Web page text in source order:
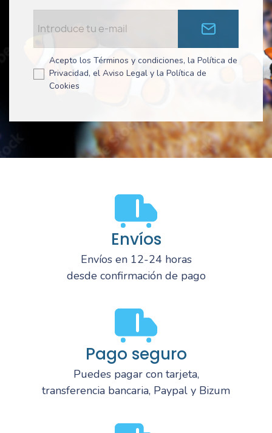
Acepto los Términos y condiciones, la Política de
Privacidad, el Aviso Legal y la Política de
Cookies
Envíos
Envíos en 12-24 horas
desde confirmación de pago
Pago seguro
Puedes pagar con tarjeta,
transferencia bancaria, Paypal y Bizum